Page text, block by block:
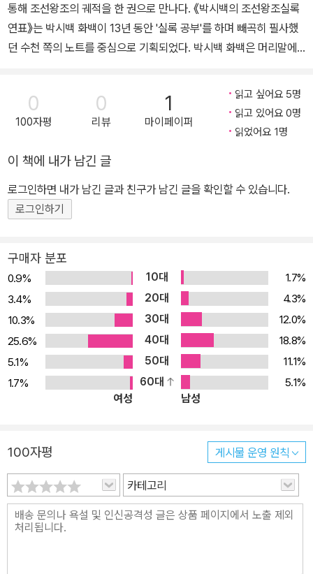
조선시대 사관의 심정으로 500년 역사를 20권의 책에 담아내 2013
년 완간했다. 13년간의 대장정을 마감한 그해 부천만화대상을 수상했
다. 2020년 일제강점사를 다룬 《35년》 전 7권을 내놓았고, 2024
인 나라 고려의 500년 역사를 생동감 있게 되살려냈다.
통해 조선왕조의 궤적을 한 권으로 만나다. 《박시백의 조선왕조실록
연표》는 박시백 화백이 13년 동안 '실록 공부'를 하며 빼곡히 필사했
던 수천 쪽의 노트를 중심으로 기획되었다. 박시백 화백은 머리말에
름을 파악하고 각 권의 얼개를 짰으며, 세부적인 내용을 선택하고 배
치하는 것은 물론 필자만의 해석도 할 수 있었다." 그 노트의 내용들
을 다시 추려 정리한 것이 지금의 《박시백의 조선왕조실록 연표》다.
록》이다. 따라서 교과서적인 의미의 《조선왕조실록》이 될 수는 없을
것이다. 하지만 10년 '실록 공부'의 정수이기에, 조선사를 공부하고자
하는 역사책 독자나 조선사 관련 창작물을 준비하는 작가, 《박시백의
조선왕조실록》의 열독자들에게 의미 있는 책이 될 것이다.
0
100자평
0
리뷰
1
마이페이퍼
읽고 싶어요 5명
읽고 있어요 0명
읽었어요 1명
이 책에 내가 남긴 글
로그인하면 내가 남긴 글과 친구가 남긴 글을 확인할 수 있습니다.
로그인하기
구매자 분포
0.9% 10대
1.7%
3.4%
20대
4.3%
10.3%
30대
12.0%
25.6%
40대
18.8%
5.1%
50대
11.1%
1.7%
60대
5.1%
여성
남성
100자평 게시물 운영 원칙
카테고리